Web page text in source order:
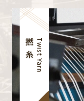
Twist Yarn
撚糸